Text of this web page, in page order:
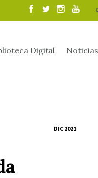
Digital Noticias
DIC 2021